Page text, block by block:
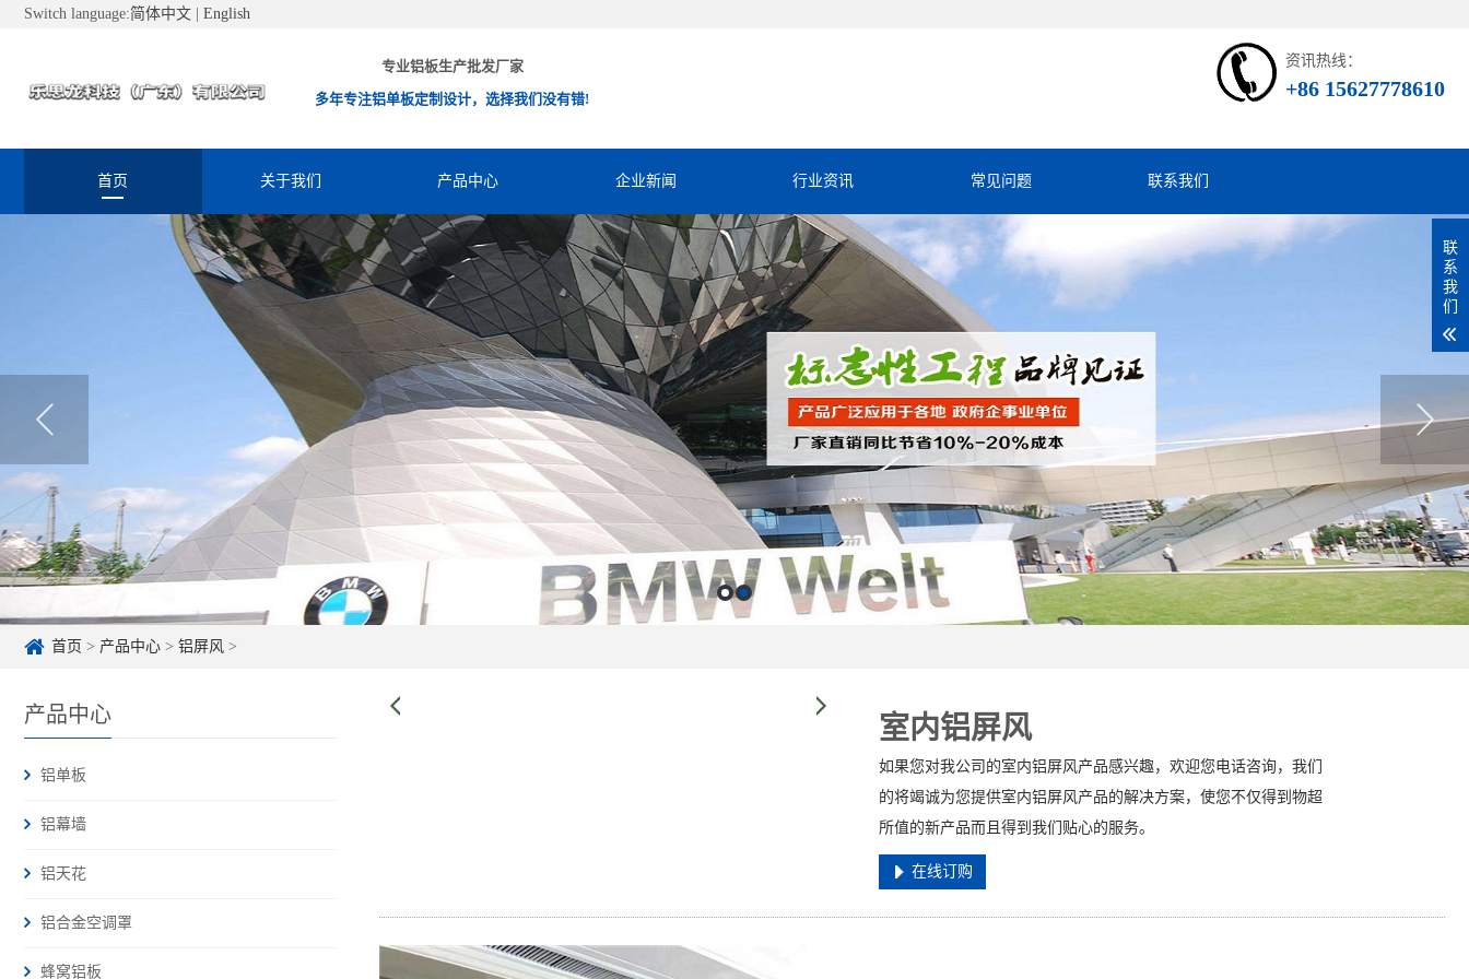
Switch language:简体中文 English
专业铝板生产批发厂家
多年专注铝单板定制设计，选择我们没有错!
资讯热线：
+86 15627778610
首页 关于我们 产品中心 企业新闻 行业资讯 常见问题 联系我们
首页 > 产品中心 > 铝屏风 >
产品中心
铝单板
铝幕墙
铝天花
铝合金空调罩
蜂窝铝板
室内铝屏风
如果您对我公司的室内铝屏风产品感兴趣，欢迎您电话咨询，我们
的将竭诚为您提供室内铝屏风产品的解决方案，使您不仅得到物超
所值的新产品而且得到我们贴心的服务。
在线订购
联
系
我
们